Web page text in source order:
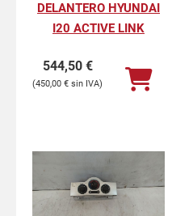
DELANTERO HYUNDAI
I20 ACTIVE LINK
544,50 €
450,00 €